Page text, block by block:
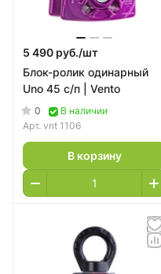
5 490 руб./шт
Блок-ролик одинарный
Uno 45 с/п | Vento
0
В наличии
Арт. vnt 1106
В корзину